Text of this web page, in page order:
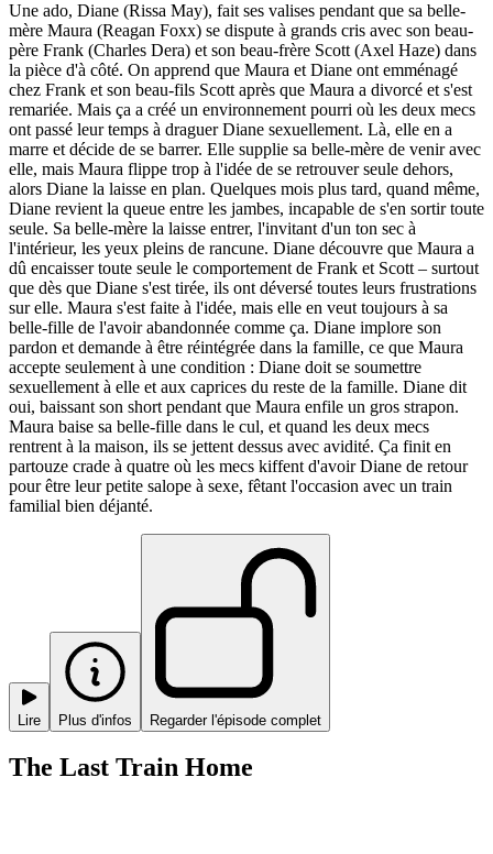
Une ado, Diane (Rissa May), fait ses valises pendant que sa belle-
mère Maura (Reagan Foxx) se dispute à grands cris avec son beau-
père Frank (Charles Dera) et son beau-frère Scott (Axel Haze) dans
la pièce d'à côté. On apprend que Maura et Diane ont emménagé
chez Frank et son beau-fils Scott après que Maura a divorcé et s'est
remariée. Mais ça a créé un environnement pourri où les deux mecs
ont passé leur temps à draguer Diane sexuellement. Là, elle en a
marre et décide de se barrer. Elle supplie sa belle-mère de venir avec
elle, mais Maura flippe trop à l'idée de se retrouver seule dehors,
alors Diane la laisse en plan. Quelques mois plus tard, quand même,
Diane revient la queue entre les jambes, incapable de s'en sortir toute
seule. Sa belle-mère la laisse entrer, l'invitant d'un ton sec à
l'intérieur, les yeux pleins de rancune. Diane découvre que Maura a
dû encaisser toute seule le comportement de Frank et Scott – surtout
que dès que Diane s'est tirée, ils ont déversé toutes leurs frustrations
sur elle. Maura s'est faite à l'idée, mais elle en veut toujours à sa
belle-fille de l'avoir abandonnée comme ça. Diane implore son
pardon et demande à être réintégrée dans la famille, ce que Maura
accepte seulement à une condition : Diane doit se soumettre
sexuellement à elle et aux caprices du reste de la famille. Diane dit
oui, baissant son short pendant que Maura enfile un gros strapon.
Maura baise sa belle-fille dans le cul, et quand les deux mecs
rentrent à la maison, ils se jettent dessus avec avidité. Ça finit en
partouze crade à quatre où les mecs kiffent d'avoir Diane de retour
pour être leur petite salope à sexe, fêtant l'occasion avec un train
familial bien déjanté.
Lire Plus d'infos Regarder l'épisode complet
The Last Train Home